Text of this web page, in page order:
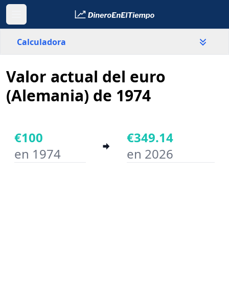
Calculadora
Alemania
País
Año inicial
Valor actual del euro
(Alemania) de 1974
€100
en 1974
€349.14
en 2026